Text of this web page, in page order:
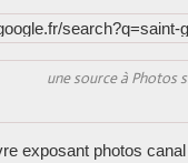
une source à Photos